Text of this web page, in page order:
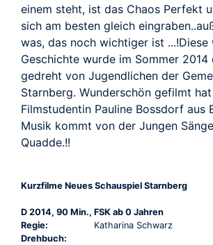
einem steht, ist das Chaos Perfekt
sich am besten gleich
was, das noch wichtiger ist ...!Diese
Geschichte wurde im Sommer
gedreht von Jugendlichen der
Starnberg. Wunderschön gefilmt
Filmstudentin Pauline Bossdorf aus
Musik kommt von der Jungen
Quadde.!!
Kurzfilme Neues Schauspiel Starnberg
D 2014, 90 Min., FSK ab 0 Jahren
Regie:
Katharina Schwarz
Drehbuch: